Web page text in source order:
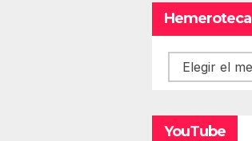
Hemeroteca
Hemeroteca
YouTube